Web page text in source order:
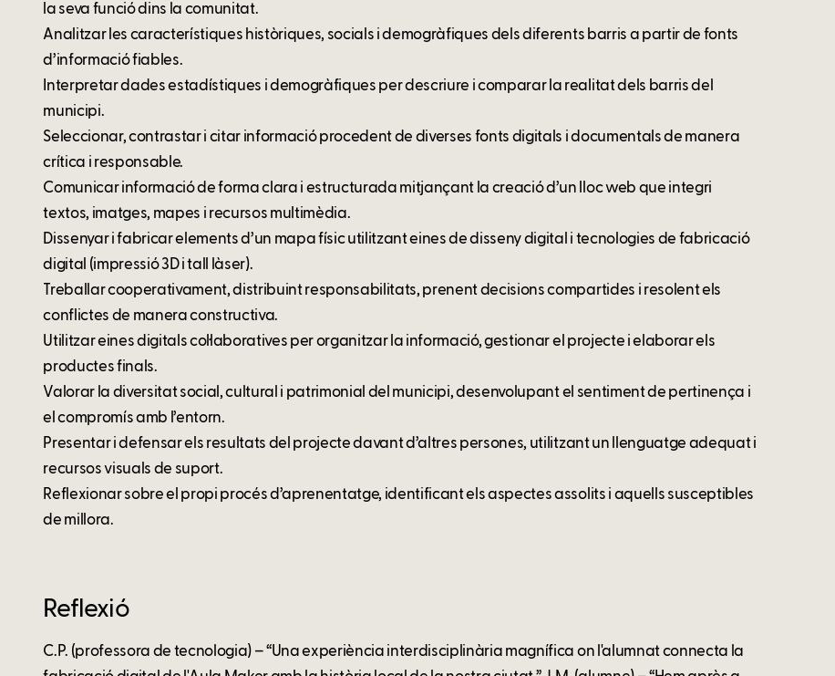
la seva funció dins la comunitat.
Analitzar les característiques històriques, socials i demogràfiques dels diferents barris a partir de fonts
d’informació fiables.
Interpretar dades estadístiques i demogràfiques per descriure i comparar la realitat dels barris del
municipi.
Seleccionar, contrastar i citar informació procedent de diverses fonts digitals i documentals de manera
crítica i responsable.
Comunicar informació de forma clara i estructurada mitjançant la creació d’un lloc web que integri
textos, imatges, mapes i recursos multimèdia.
Dissenyar i fabricar elements d’un mapa físic utilitzant eines de disseny digital i tecnologies de fabricació
digital (impressió 3D i tall làser).
Treballar cooperativament, distribuint responsabilitats, prenent decisions compartides i resolent els
conflictes de manera constructiva.
Utilitzar eines digitals col·laboratives per organitzar la informació, gestionar el projecte i elaborar els
productes finals.
Valorar la diversitat social, cultural i patrimonial del municipi, desenvolupant el sentiment de pertinença i
el compromís amb l’entorn.
Presentar i defensar els resultats del projecte davant d’altres persones, utilitzant un llenguatge adequat i
recursos visuals de suport.
Reflexionar sobre el propi procés d’aprenentatge, identificant els aspectes assolits i aquells susceptibles
de millora.
Reflexió
C.P. (professora de tecnologia) – “Una experiència interdisciplinària magnífica on l'alumnat connecta la